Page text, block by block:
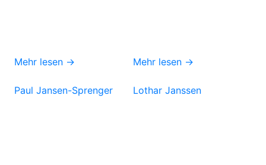
Mehr lesen → Mehr lesen →
Paul Jansen-Sprenger Lothar Janssen